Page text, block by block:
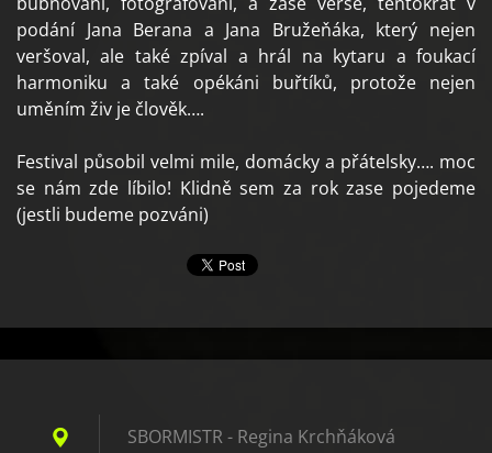
podání Jana Berana a Jana Bružeňáka, který nejen
veršoval, ale také zpíval a hrál na kytaru a foukací
harmoniku a také opékáni buřtíků, protože nejen
uměním živ je člověk….
Festival působil velmi mile, domácky a přátelsky…. moc
se nám zde líbilo! Klidně sem za rok zase pojedeme
(jestli budeme pozváni)
SBORMISTR - Regina Krchňáková